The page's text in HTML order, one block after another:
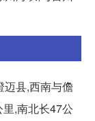
迈县,西南与儋
,南北长47公